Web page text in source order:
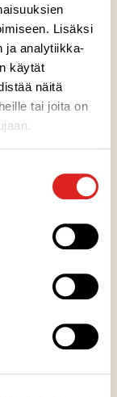
Lisäksi
ja analytiikka-
käytät
näitä
tai joita on